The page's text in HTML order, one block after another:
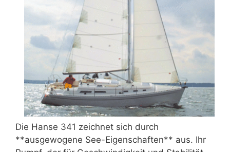
Die Hanse 341 zeichnet sich durch
**ausgewogene See-Eigenschaften** aus. Ihr